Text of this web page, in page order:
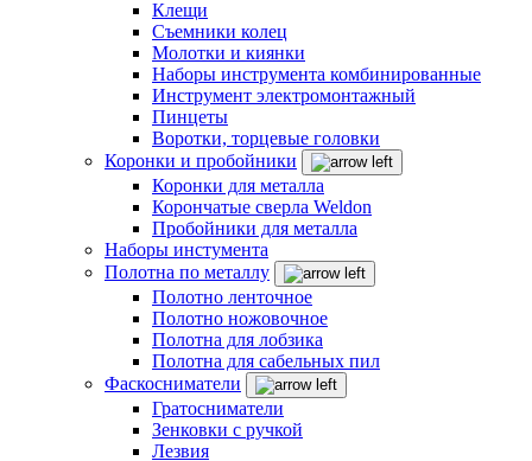
Клещи
Съемники колец
Молотки и киянки
Наборы инструмента комбинированные
Инструмент электромонтажный
Пинцеты
Воротки, торцевые головки
Коронки и пробойники
Коронки для металла
Корончатые сверла Weldon
Пробойники для металла
Наборы инстумента
Полотна по металлу
Полотно ленточное
Полотно ножовочное
Полотна для лобзика
Полотна для сабельных пил
Фаскосниматели
Гратосниматели
Зенковки с ручкой
Лезвия